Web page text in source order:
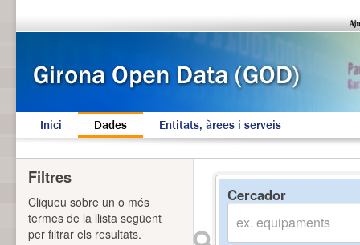
Inici Dades Entitats, àrees i serveis
Cercador
Filtres
Cliqueu sobre un o més
termes de la llista següent
per filtrar els resultats.